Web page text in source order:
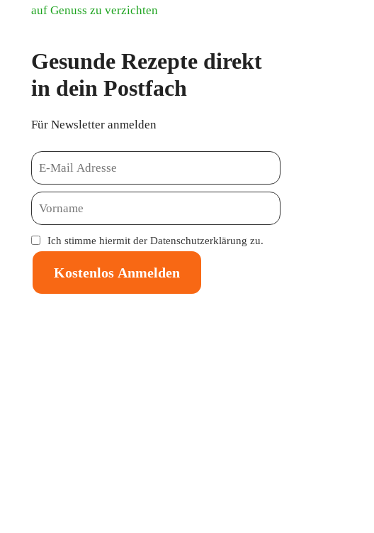
auf Genuss zu verzichten
Gesunde Rezepte direkt
in dein Postfach
Für Newsletter anmelden
Ich stimme hiermit der Datenschutzerklärung zu.
Kostenlos Anmelden